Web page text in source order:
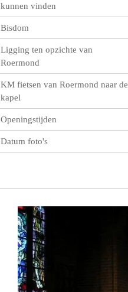
kunnen vinden
Bisdom
Ligging ten opzichte van
Roermond
KM fietsen van Roermond naar de
kapel
Openingstijden
Datum foto's